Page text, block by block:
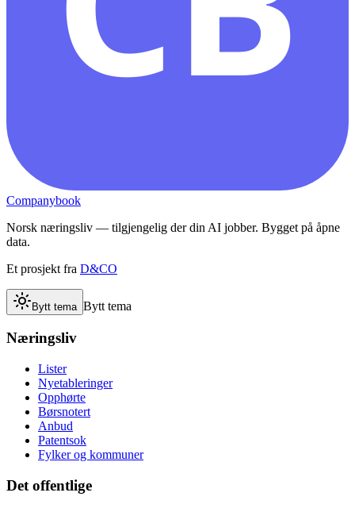
Companybook
Norsk næringsliv — tilgjengelig der din AI jobber. Bygget på åpne
data.
Et prosjekt fra D&CO
Bytt tema Bytt tema
Næringsliv
Lister
Nyetableringer
Opphørte
Børsnotert
Anbud
Patentsok
Fylker og kommuner
Det offentlige